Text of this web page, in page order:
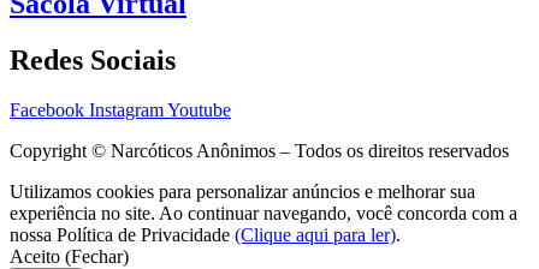
Redes Sociais
Facebook InstagramYoutube
Copyright © Narcóticos Anônimos – Todos os direitos reservados
Utilizamos cookies para personalizar anúncios e melhorar sua
experiência no site. Ao continuar navegando, você concorda com a
nossa Política de Privacidade (Clique aqui para ler).
Aceito (Fechar)